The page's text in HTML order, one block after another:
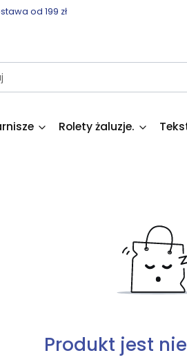
od 199 zł
Rolety żaluzje.
Produkt jest